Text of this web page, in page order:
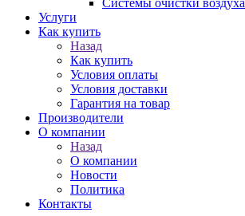
Системы очистки воздуха
Услуги
Как купить
Назад
Как купить
Условия оплаты
Условия доставки
Гарантия на товар
Производители
О компании
Назад
О компании
Новости
Политика
Контакты